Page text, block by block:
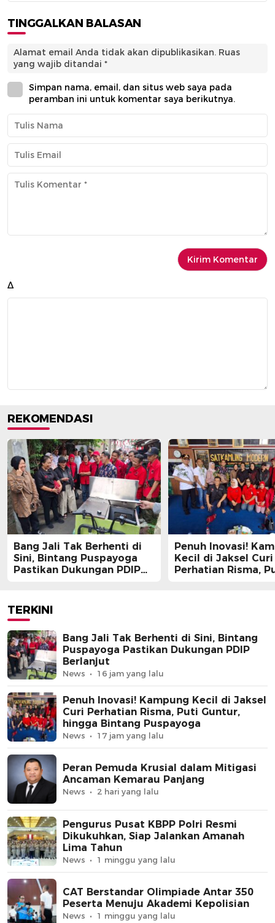
TINGGALKAN BALASAN
Alamat email Anda tidak akan dipublikasikan. Ruas
yang wajib ditandai *
Simpan nama, email, dan situs web saya pada
peramban ini untuk komentar saya berikutnya.
Δ
REKOMENDASI
Bang Jali Tak Berhenti di
Sini, Bintang Puspayoga
Pastikan Dukungan PDIP
Penuh Inovasi!
Kecil di Jaksel Curi
Perhatian Risma,
TERKINI
Bang Jali Tak Berhenti di Sini, Bintang
Puspayoga Pastikan Dukungan PDIP
Berlanjut
News 16 jam yang lalu
Penuh Inovasi! Kampung Kecil di Jaksel
Curi Perhatian Risma, Puti Guntur,
hingga Bintang Puspayoga
News 17 jam yang lalu
Peran Pemuda Krusial dalam Mitigasi
Ancaman Kemarau Panjang
News 2 hari yang lalu
Pengurus Pusat KBPP Polri Resmi
Dikukuhkan, Siap Jalankan Amanah
Lima Tahun
News 1 minggu yang lalu
CAT Berstandar Olimpiade Antar 350
Peserta Menuju Akademi Kepolisian
News 1 minggu yang lalu